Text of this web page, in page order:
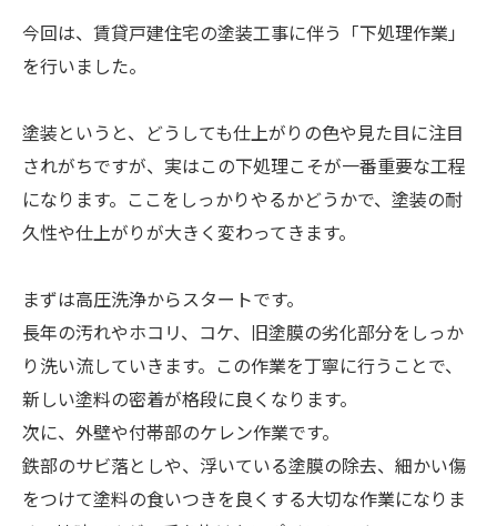
今回は、賃貸戸建住宅の塗装工事に伴う「下処理作業」
を行いました。
塗装というと、どうしても仕上がりの色や見た目に注目
されがちですが、実はこの下処理こそが一番重要な工程
になります。ここをしっかりやるかどうかで、塗装の耐
久性や仕上がりが大きく変わってきます。
まずは高圧洗浄からスタートです。
長年の汚れやホコリ、コケ、旧塗膜の劣化部分をしっか
り洗い流していきます。この作業を丁寧に行うことで、
新しい塗料の密着が格段に良くなります。
次に、外壁や付帯部のケレン作業です。
鉄部のサビ落としや、浮いている塗膜の除去、細かい傷
をつけて塗料の食いつきを良くする大切な作業になりま